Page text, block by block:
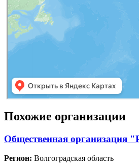
Похожие организации
Общественная организация
Регион: Волгоградская область